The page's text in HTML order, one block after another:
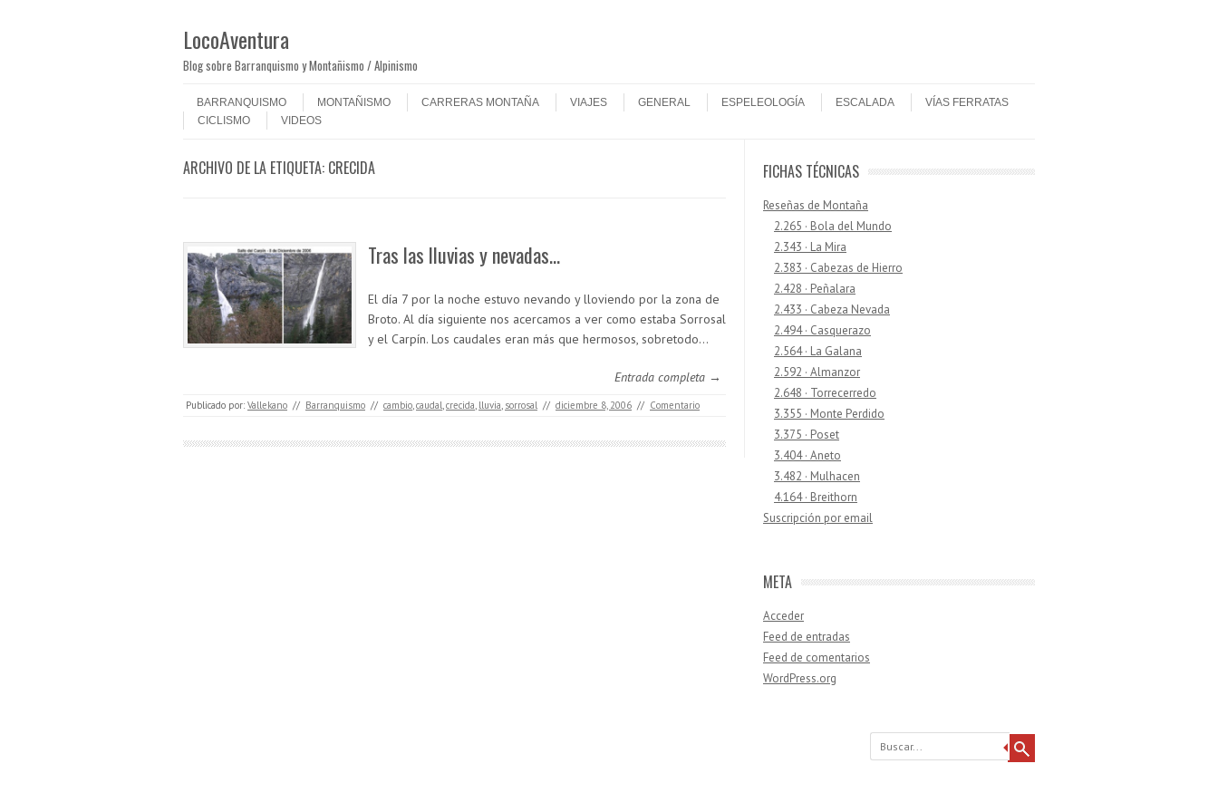
LocoAventura
Blog sobre Barranquismo y Montañismo / Alpinismo
Menú
BARRANQUISMO
MONTAÑISMO CARRERAS MONTAÑA VIAJES GENERAL ESPELEOLOGÍA ESCALADA
VÍAS FERRATAS
CICLISMO
VIDEOS
ARCHIVO DE LA ETIQUETA: CRECIDA
Tras las lluvias y nevadas…
El día 7 por la noche estuvo nevando y lloviendo por la zona de
Broto. Al día siguiente nos acercamos a ver como estaba Sorrosal
y el Carpín. Los caudales eran más que hermosos, sobretodo…
Entrada completa →
Publicado por: Vallekano // Barranquismo // cambio,caudal,crecida, lluvia, sorrosal // diciembre 8, 2006 // Comentario
FICHAS TÉCNICAS
Reseñas de Montaña
2.265 · Bola del Mundo
2.343 · La Mira
2.383 · Cabezas de Hierro
2.428 · Peñalara
2.433 · Cabeza Nevada
2.494 · Casquerazo
2.564 · La Galana
2.592 · Almanzor
2.648 · Torrecerredo
3.355 · Monte Perdido
3.375 · Poset
3.404 · Aneto
3.482 · Mulhacen
4.164 · Breithorn
Suscripción por email
META
Acceder
Feed de entradas
Feed de comentarios
WordPress.org